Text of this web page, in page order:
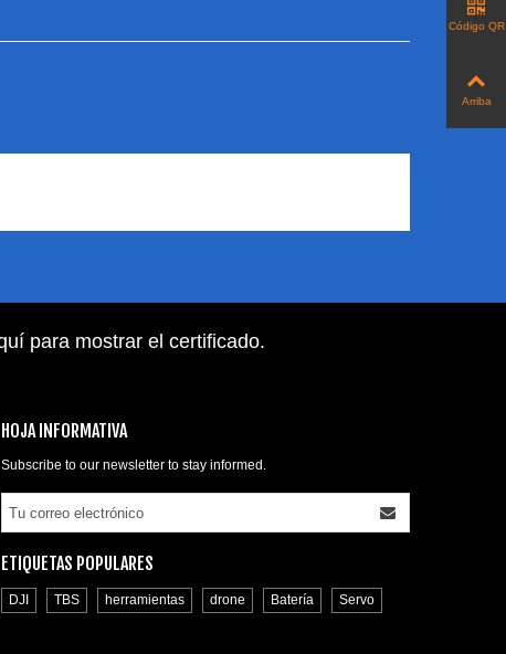
HOJA INFORMATIVA
Subscribe to our newsletter to stay informed.
ETIQUETAS POPULARES
DJI TBS herramientas drone Batería Servo
para mostrar el certificado.
Código QR
Arriba